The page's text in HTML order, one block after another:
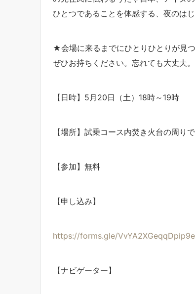
ひとつであることを体感する、夜のはじ
★会場に来るまでにひとりひとりが見
ぜひお持ちください。忘れても大丈夫
【日時】5月20日（土）18時～19時
【場所】試乗コース内焚き火台の周りで
【参加】無料
【申し込み】
https://forms.gle/
【ナビゲーター】